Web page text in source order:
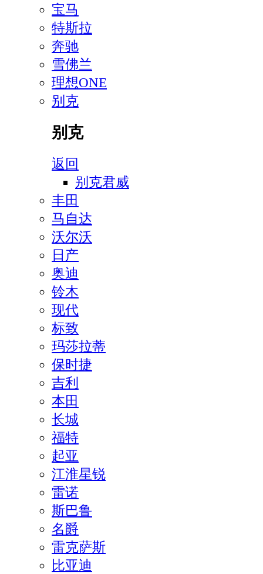
宝马
特斯拉
奔驰
雪佛兰
理想ONE
别克
别克
返回
别克君威
丰田
马自达
沃尔沃
日产
奥迪
铃木
现代
标致
玛莎拉蒂
保时捷
吉利
本田
长城
福特
起亚
江淮星锐
雷诺
斯巴鲁
名爵
雷克萨斯
比亚迪